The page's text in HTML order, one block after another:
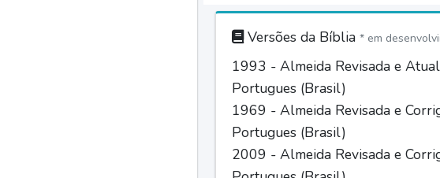
Versões da Bíblia * em
1993 - Almeida Revisada e
Portugues (Brasil)
1969 - Almeida Revisada e
Portugues (Brasil)
2009 - Almeida Revisada e